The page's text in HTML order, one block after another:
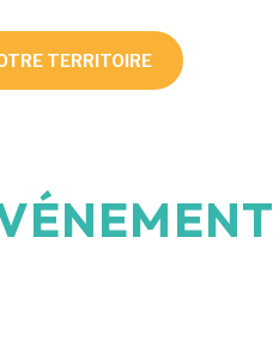
TERRITOIRE